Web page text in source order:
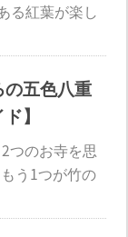
る紅葉が楽し
五色八重
】
つのお寺を思
う1つが竹の